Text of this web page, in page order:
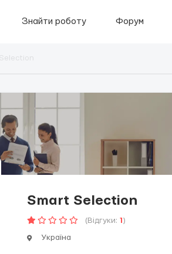
Знайти роботу Форум
Smart Selection
(Відгуки: 1 )
Україна